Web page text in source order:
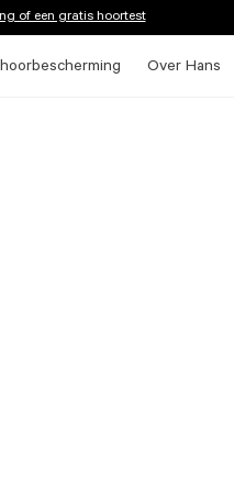
of een gratis hoortest
Over Hans